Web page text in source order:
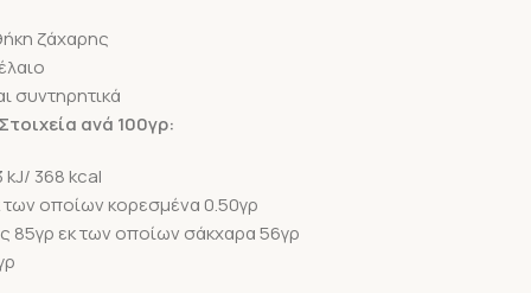
ζάχαρης
συντηρητικά
ανά 100γρ:
kJ/ 368 kcal
των οποίων κορεσμένα 0.50γρ
85γρ εκ των οποίων σάκχαρα 56γρ